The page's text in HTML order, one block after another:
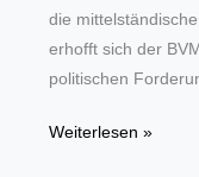
die
erhofft sich der
politischen
ZDH
Weiterlesen »